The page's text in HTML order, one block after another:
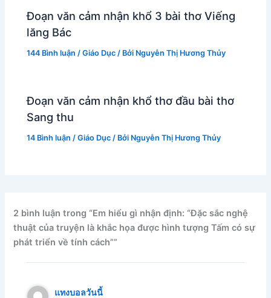
Đoạn văn cảm nhận khổ 3 bài thơ Viếng
lăng Bác
144 Bình luận /Giáo Dục / Bởi Nguyễn Thị Hương Thủy
Đoạn văn cảm nhận khổ thơ đầu bài thơ
Sang thu
14 Bình luận /Giáo Dục / Bởi Nguyễn Thị Hương Thủy
2 bình luận trong “Em hiểu gì nhận định: “Đặc sắc nghệ
thuật của truyện là khắc họa được hình tượng Tấm có sự
phát triển về tính cách””
แทงบอลวันนี้